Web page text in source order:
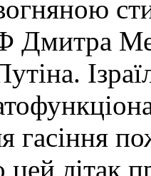
Дмитра
гасіння
цей літак